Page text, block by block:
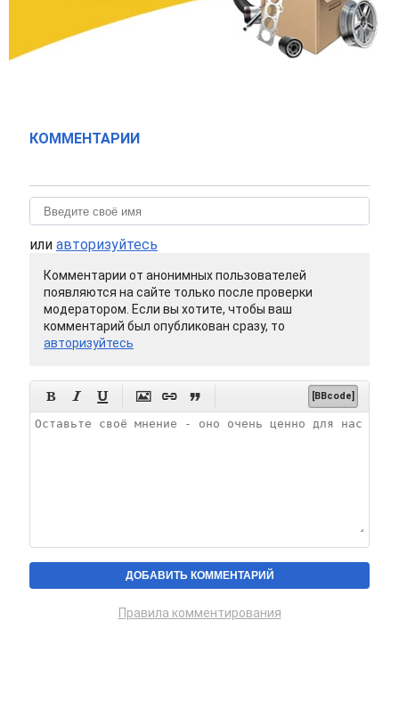
КОММЕНТАРИИ
или авторизуйтесь
Комментарии от анонимных пользователей
появляются на сайте только после проверки
модератором. Если вы хотите, чтобы ваш
комментарий был опубликован сразу, то
авторизуйтесь
      [BBcode]
Правила комментирования